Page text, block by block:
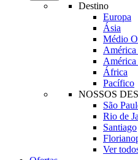
Destino
Europa
Ásia
Médio
África
Pacífico
NOSSOS
São
Rio de
Santiago
Ver